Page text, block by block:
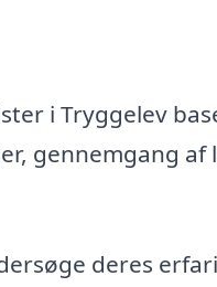
i Tryggelev
gennemgang af
deres